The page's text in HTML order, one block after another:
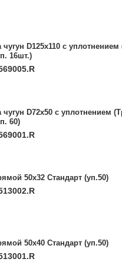
чугун D125х110 с уплотнением
16шт.)
D72х50 с уплотнением
60)
50x32 Стандарт (уп.50)
50x40 Стандарт (уп.50)